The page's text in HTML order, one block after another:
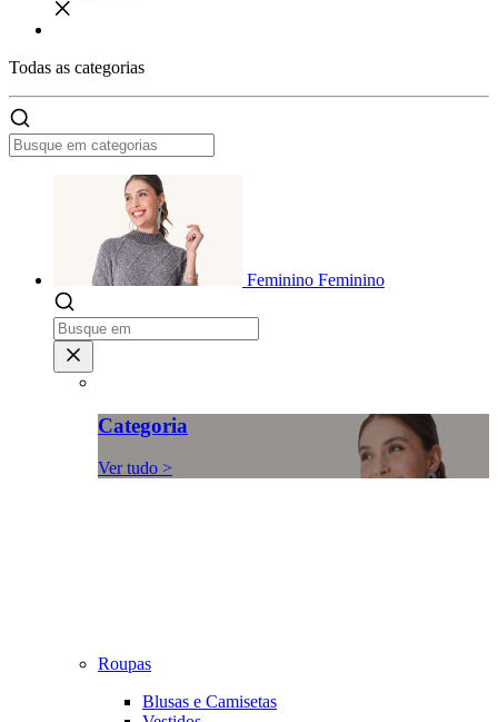
Todas as categorias
Feminino Feminino
Categoria
Ver tudo >
Roupas
Blusas e Camisetas